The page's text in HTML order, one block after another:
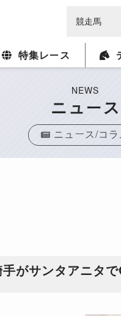
特集レース
NEWS
ニュース
ニュース/コラ
がサンタアニタ